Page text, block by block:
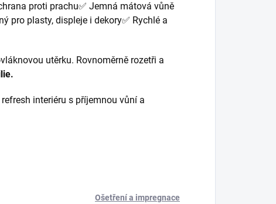
proti prachu✅ Jemná mátová vůně
pro plasty, displeje i dekory✅ Rychlé a
utěrku. Rovnoměrně rozetři a
interiéru s příjemnou vůní a
Ošetření a impregnace